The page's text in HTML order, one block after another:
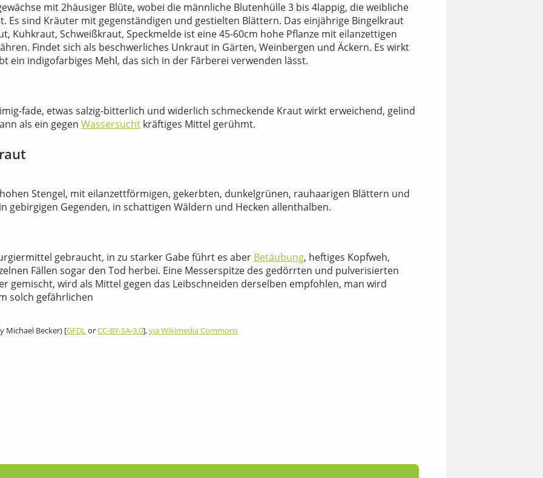
mit 2häusiger Blüte, wobei die männliche Blutenhülle 3 bis 4lappig, die weibliche
Es sind Kräuter mit gegenständigen und gestielten Blättern. Das einjährige Bingelkraut
Kuhkraut, Schweißkraut, Speckmelde ist eine 45-60cm hohe Pflanze mit eilanzettigen
Findet sich als beschwerliches Unkraut in Gärten, Weinbergen und Äckern. Es wirkt
ein indigofarbiges Mehl, das sich in der Färberei verwenden lässt.
fade, etwas salzig-bitterlich und widerlich schmeckende Kraut wirkt erweichend, gelind
als ein gegen Wassersucht kräftiges Mittel gerühmt.
Stengel, mit eilanzettförmigen, gekerbten, dunkelgrünen, rauhaarigen Blättern und
gebirgigen Gegenden, in schattigen Wäldern und Hecken allenthalben.
gebraucht, in zu starker Gabe führt es aber Betäubung, heftiges Kopfweh,
Fällen sogar den Tod herbei. Eine Messerspitze des gedörrten und pulverisierten
gemischt, wird als Mittel gegen das Leibschneiden derselben empfohlen, man wird
solch gefährlichen
Michael Becker) [GFDLorCC-BY-SA-3.0],via Wikimedia Commons